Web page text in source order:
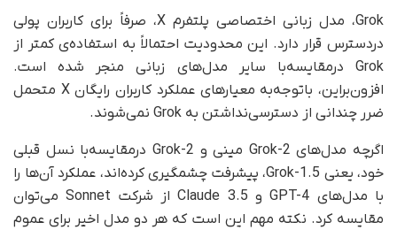
Grok، مدل زبانی اختصاصی پلتفرم X، صرفاً برای کاربران پولی
در‌دسترس قرار دارد. این محدودیت احتمالاً به استفاده‌ی کمتر از
Grok درمقایسه‌با سایر مدل‌های زبانی منجر شده است.
افزون‌براین، با‌توجه‌به معیارهای عملکرد کاربران رایگان X متحمل
ضرر چندانی از دسترسی‌نداشتن به Grok نمی‌شوند.
اگرچه مدل‌های Grok-2 مینی و Grok-2 درمقایسه‌با نسل قبلی
خود، یعنی Grok-1.5، پیشرفت چشمگیری کرده‌اند، عملکرد آن‌ها را
با مدل‌های GPT-4 و Claude 3.5 از شرکت Sonnet می‌توان
مقایسه کرد. نکته مهم این است که هر دو مدل اخیر برای عموم